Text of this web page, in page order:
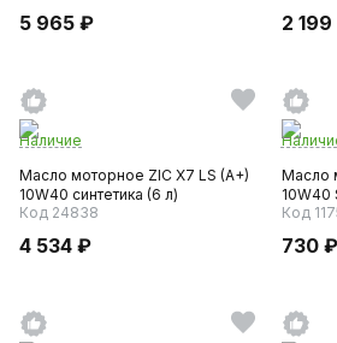
5 965 ₽ 2
Наличие
Масло моторное ZIC X7 LS (A+)
10W40 синтетика (6 л)
Код 24838
4 534 ₽
Масло
10W40
Код
730 ₽